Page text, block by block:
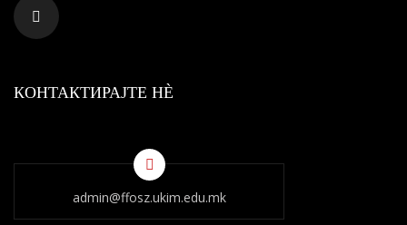
КОНТАКТИРАЈТЕ НÈ
admin@ffosz.ukim.edu.mk